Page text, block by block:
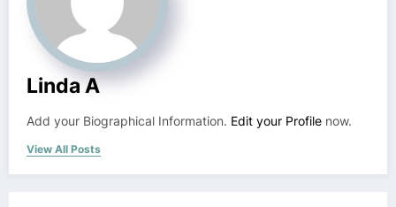
Linda A
Add your Biographical Information. Edit your Profile now.
View All Posts